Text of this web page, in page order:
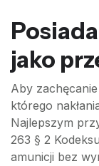
jako
Aby
którego
Najlepszym
263 § 2
amunicji bez